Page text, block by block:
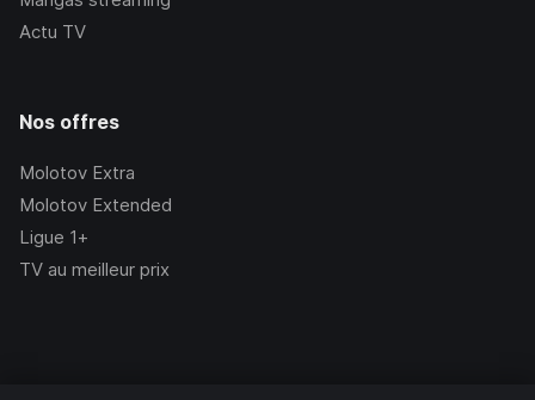
Actu TV
Nos offres
Molotov Extra
Molotov Extended
Ligue 1+
TV au meilleur prix